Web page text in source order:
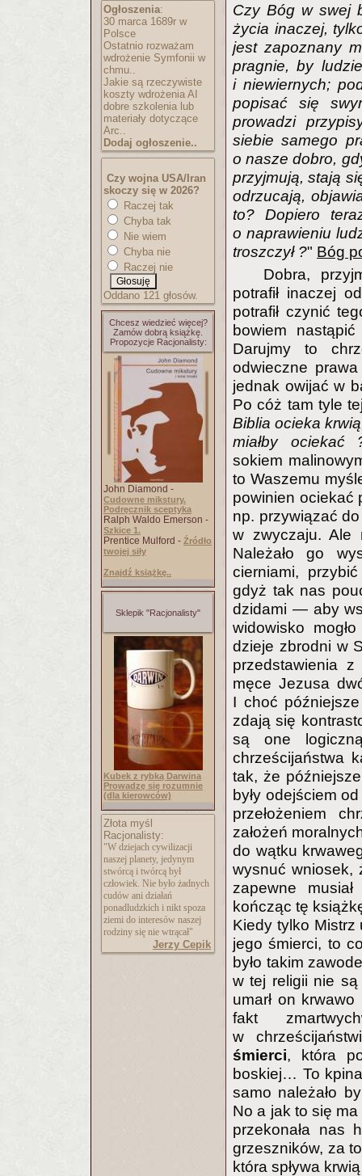
Ogłoszenia:
30 marca 1689r w
Polsce
Ostatnio rozważam
wdrożenie Symfonii w
chmu..
Jakie są rzeczywiste
koszty wdrożenia AI
dobre szkolenia lub
materiały dotyczące
Arc..
Dodaj ogłoszenie..
Czy wojna USA/Iran
skoczy się w 2026?
Raczej tak
Chyba tak
Nie wiem
Chyba nie
Raczej nie
Oddano 121 głosów.
Chcesz wiedzieć więcej?
Zamów dobrą książkę.
Propozycje Racjonalisty:
John Diamond -
Cudowne mikstury.
Podręcznik sceptyka
Ralph Waldo Emerson -
Szkice 1.
Prentice Mulford - Źródło
twojej siły
Znajdź książkę..
Sklepik "Racjonalisty"
Kubek z rybką Darwina
Prowadzę się rozumnie
(dla kierowców)
Złota myśl
Racjonalisty:
"W dziejach cywilizacji
naszej planety, jedynym
stwórcą i twórcą był
człowiek. Nie było żadnych
cudów ani działań
ponadludzkich i nikt spoza
ziemi do interesów naszej
rodziny się nie wtrącał"
Jerzy Cepik
Czy Bóg w swej
życia inaczej,
jest zapoznany
pragnie, by
i niewiernych;
popisać się
prowadzi
siebie samego
o nasze dobro,
przyjmują, stają
odrzucają,
to? Dopiero
o naprawieniu
troszczył ?" Bóg
Dobra,
potrafił inaczej
potrafił czynić
bowiem
Darujmy to
odwieczne
jednak owijać w
Po cóż tam tyle
Biblia ocieka
miałby ociekać
sokiem
to Waszemu
powinien ociekać
np. przywiązać
w zwyczaju. Ale
Należało go
cierniami,
gdyż tak nas
dzidami — aby
widowisko
dzieje zbrodni w
przedstawienia z
męce Jezusa
I choć
zdają się
są one
chrześcijaństwa
tak, że
były odejściem
przełożeniem
założeń
do wątku
wysnuć wniosek,
zapewne
kończąc tę
Kiedy tylko Mistrz
jego śmierci, to
było takim
w tej religii nie
umarł on
fakt
w
śmierci, która
boskiej… To
samo należało
No a jak to się
przekonała nas
grzeszników, za
która spływa